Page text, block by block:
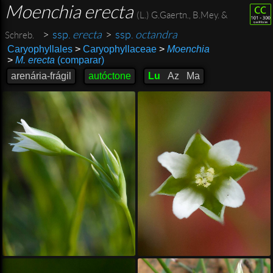
Moenchia erecta (L.) G.Gaertn., B.Mey. &
Schreb. > ssp. erecta > ssp. octandra
Caryophyllales >Caryophyllaceae > Moenchia
> M. erecta (comparar)
arenária-frágil
autóctone Lu Az Ma